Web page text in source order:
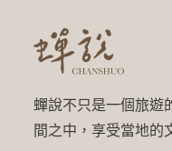
蟬說不只是一個旅遊
間之中，享受當地的